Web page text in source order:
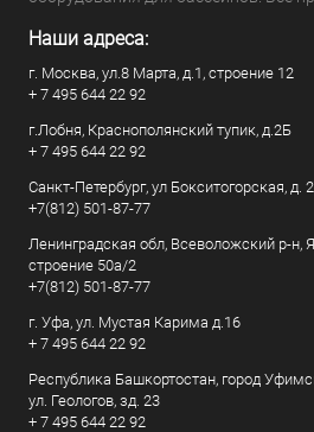
Наши адреса:
г. Москва, ул.8 Марта, д.1, строение 12
+ 7 495 644 22 92
г.Лобня, Краснополянский тупик, д.2Б
+ 7 495 644 22 92
Санкт-Петербург, ул Бокситогорская, д.
+7(812) 501-87-77
Ленинградская обл, Всеволожский р-н,
строение 50а/2
+7(812) 501-87-77
г. Уфа, ул. Мустая Карима д.16
+ 7 495 644 22 92
Республика Башкортостан, город
ул. Геологов, зд. 23
+ 7 495 644 22 92